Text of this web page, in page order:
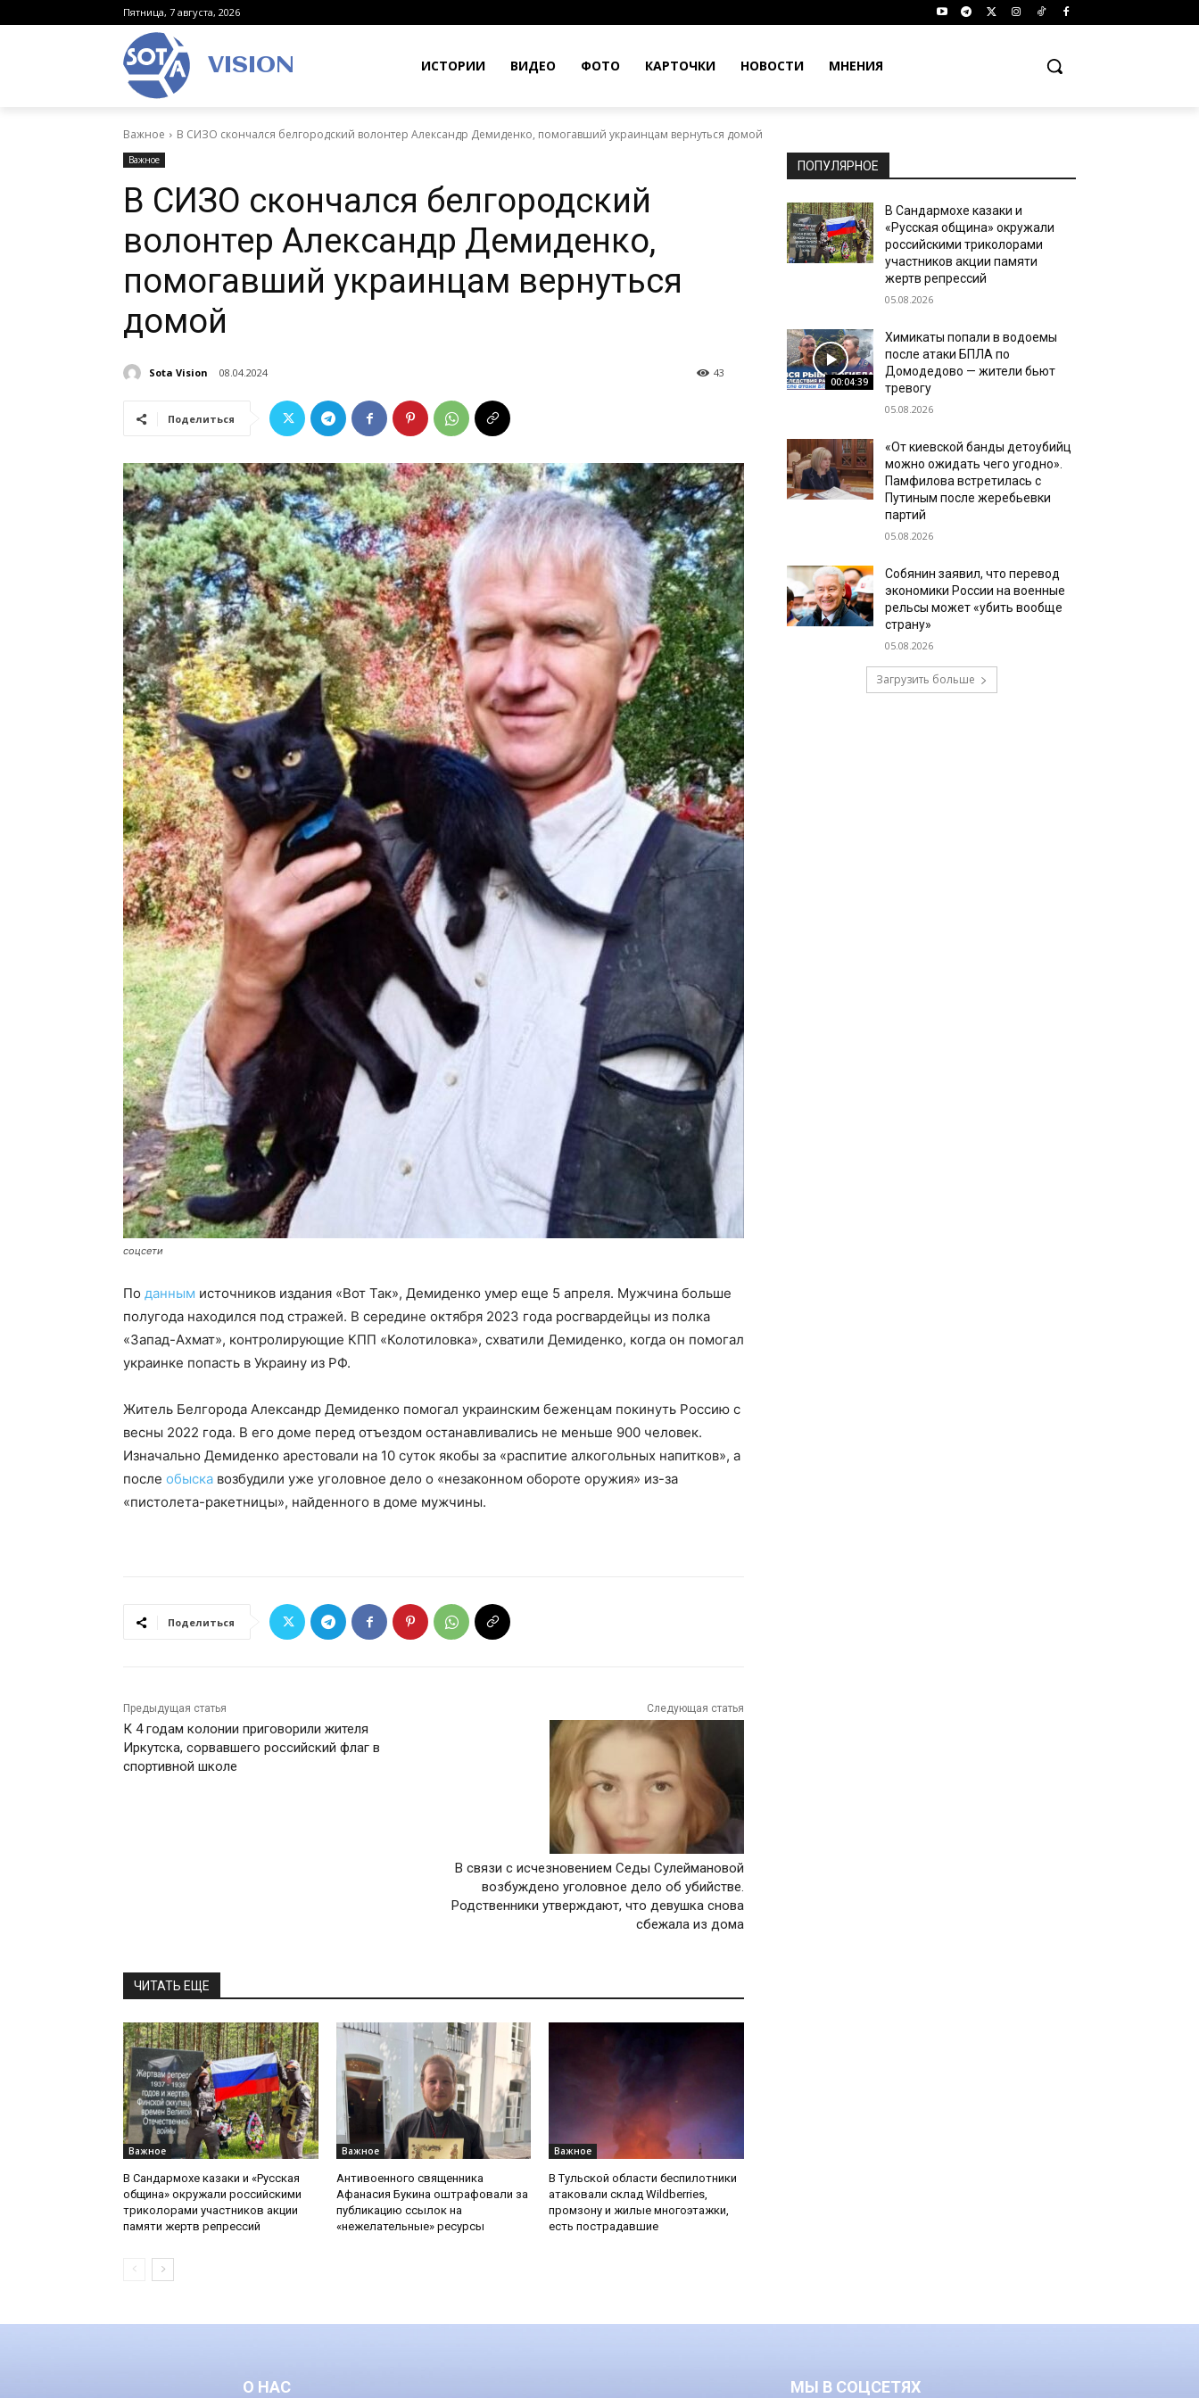
Пятница, 7 августа, 2026
VISION ИСТОРИИ ВИДЕО ФОТО КАРТОЧКИ НОВОСТИ МНЕНИЯ
Важное В СИЗО скончался белгородский волонтер Александр Демиденко, помогавший украинцам вернуться домой
Важное
В СИЗО скончался белгородский
волонтер Александр Демиденко,
помогавший украинцам вернуться
домой
Sota Vision 08.04.2024 43
Поделиться
соцсети
По данным источников издания «Вот Так», Демиденко умер еще 5 апреля. Мужчина больше
полугода находился под стражей. В середине октября 2023 года росгвардейцы из полка
«Запад-Ахмат», контролирующие КПП «Колотиловка», схватили Демиденко, когда он помогал
украинке попасть в Украину из РФ.
Житель Белгорода Александр Демиденко помогал украинским беженцам покинуть Россию с
весны 2022 года. В его доме перед отъездом останавливались не меньше 900 человек.
Изначально Демиденко арестовали на 10 суток якобы за «распитие алкогольных напитков», а
после обыска возбудили уже уголовное дело о «незаконном обороте оружия» из-за
«пистолета-ракетницы», найденного в доме мужчины.
Поделиться
Предыдущая статья
К 4 годам колонии приговорили жителя
Иркутска, сорвавшего российский флаг в
спортивной школе
Следующая статья
В связи с исчезновением Седы Сулеймановой
возбуждено уголовное дело об убийстве.
Родственники утверждают, что девушка снова
сбежала из дома
ЧИТАТЬ ЕЩЕ
Важное
В Сандармохе казаки и «Русская
община» окружали российскими
триколорами участников акции
памяти жертв репрессий
Важное
Антивоенного священника
Афанасия Букина оштрафовали за
публикацию ссылок на
«нежелательные» ресурсы
Важное
В Тульской области беспилотники
атаковали склад Wildberries,
промзону и жилые многоэтажки,
есть пострадавшие
ПОПУЛЯРНОЕ
В Сандармохе казаки и
«Русская община» окружали
российскими триколорами
участников акции памяти
жертв репрессий
05.08.2026
00:04:39
Химикаты попали в водоемы
после атаки БПЛА по
Домодедово — жители бьют
тревогу
05.08.2026
«От киевской банды детоубийц
можно ожидать чего угодно».
Памфилова встретилась с
Путиным после жеребьевки
партий
05.08.2026
Собянин заявил, что перевод
экономики России на военные
рельсы может «убить вообще
страну»
05.08.2026
Загрузить больше
О НАС МЫ В СОЦСЕТЯХ